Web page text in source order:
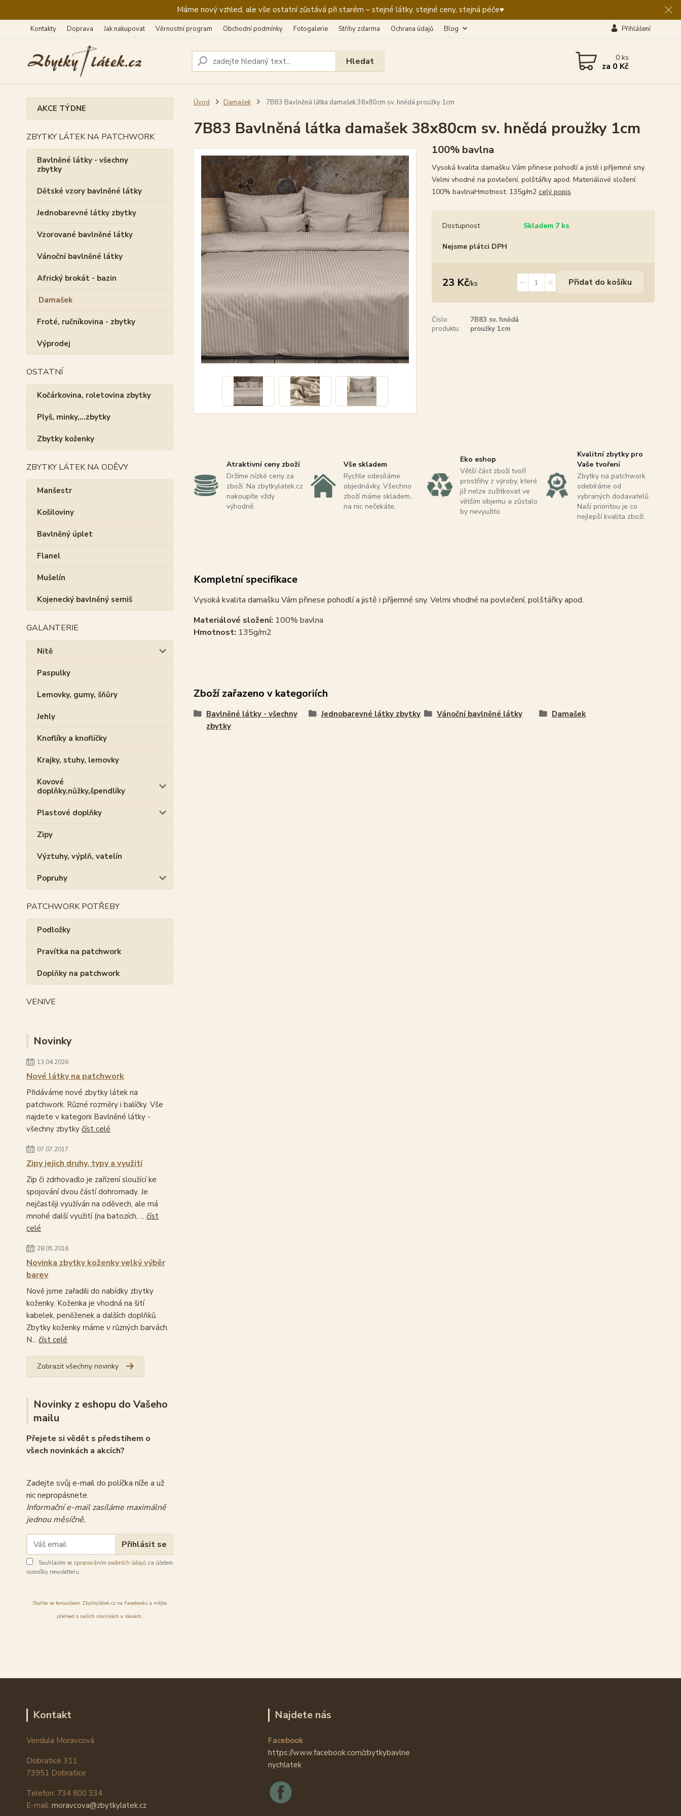
Máme nový vzhled, ale vše ostatní zůstává při starém – stejné látky, stejné ceny, stejná péče♥️
Kontakty Doprava Jak nakupovat Věrnostní program Obchodní podmínky Fotogalerie Střihy zdarma Ochrana údajů Blog Přihlášení
Hledat 0ks
za 0 Kč
AKCE TÝDNE
ZBYTKY LÁTEK NA PATCHWORK
Bavlněné látky - všechny
zbytky
Dětské vzory bavlněné látky
Jednobarevné látky zbytky
Vzorované bavlněné látky
Vánoční bavlněné látky
Africký brokát - bazin
Damašek
Froté, ručníkovina - zbytky
Výprodej
OSTATNÍ
Kočárkovina, roletovina zbytky
Plyš, minky,...zbytky
Zbytky koženky
ZBYTKY LÁTEK NA ODĚVY
Manšestr
Košiloviny
Bavlněný úplet
Flanel
Mušelín
Kojenecký bavlněný semiš
GALANTERIE
Nitě
Paspulky
Lemovky, gumy, šňůry
Jehly
Knoflíky a knoflíčky
Krajky, stuhy, lemovky
Kovové
doplňky,nůžky,špendlíky
Plastové doplňky
Zipy
Výztuhy, výplň, vatelín
Popruhy
PATCHWORK POTŘEBY
Podložky
Pravítka na patchwork
Doplňky na patchwork
VENIVE
Novinky
13.04.2026
Nové látky na patchwork
Přidáváme nové zbytky látek na
patchwork. Různé rozměry i balíčky. Vše
najdete v kategorii Bavlněné látky -
všechny zbytky číst celé
07.07.2017
Zipy jejich druhy, typy a využití
Zip či zdrhovadlo je zařízení sloužící ke
spojování dvou částí dohromady. Je
nejčastěji využíván na oděvech, ale má
mnohé další využití (na batozích, ... číst
celé
28.05.2016
Novinka zbytky koženky velký výběr
barev
Nově jsme zařadili do nabídky zbytky
koženky. Koženka je vhodná na šití
kabelek, peněženek a dalších doplňků.
Zbytky koženky máme v různých barvách.
N... číst celé
Zobrazit všechny novinky
Novinky z eshopu do Vašeho
mailu
Přejete si vědět s předstihem o
všech novinkách a akcích?
Zadejte svůj e-mail do políčka níže a už
nic nepropásnete.
Informační e-mail zasíláme maximálně
jednou měsíčně.
Přihlásit se
Souhlasím se zpracováním osobních údajů za účelem
rozesílky newsletteru.
Staňte se fanouškem Zbytkylátek.cz na Facebooku a mějte
přehled o našich novinkách a slevách.
Úvod Damašek 7B83 Bavlněná látka damašek 38x80cm sv. hnědá proužky 1cm
7B83 Bavlněná látka damašek 38x80cm sv. hnědá proužky 1cm
100% bavlna
Vysoká kvalita damašku Vám přinese pohodlí a jistě i příjemné sny.
Velmi vhodné na povlečení, polštářky apod. Materiálové složení:
100% bavlnaHmotnost: 135g/m2 celý popis
Dostupnost Skladem 7 ks
Nejsme plátci DPH
23 Kč/ks Přidat do košíku
Číslo
produktu:
7B83 sv. hnědá
proužky 1cm
Atraktivní ceny zboží
Držíme nízké ceny za
zboží. Na zbytkylatek.cz
nakoupíte vždy
výhodně.
Vše skladem
Rychle odesíláme
objednávky. Všechno
zboží máme skladem,
na nic nečekáte.
Eko eshop
Větší část zboží tvoří
prostřihy z výroby, které
již nelze zužitkovat ve
větším objemu a zůstalo
by nevyužito.
Kvalitní zbytky pro
Vaše tvoření
Zbytky na patchwork
odebíráme od
vybraných dodavatelů.
Naší prioritou je co
nejlepší kvalita zboží.
Kompletní specifikace
Vysoká kvalita damašku Vám přinese pohodlí a jistě i příjemné sny. Velmi vhodné na povlečení, polštářky apod.
Materiálové složení: 100% bavlna
Hmotnost: 135g/m2
Zboží zařazeno v kategoriích
Bavlněné látky - všechny
zbytky
Jednobarevné látky zbytky Vánoční bavlněné látky Damašek
Kontakt
Vendula Moravcová
Dobratice 311
73951 Dobratice
Telefon: 734 800 334
E-mail: moravcova@zbytkylatek.cz
Najdete nás
Facebook
https://www.facebook.com/zbytkybavlne
nychlatek